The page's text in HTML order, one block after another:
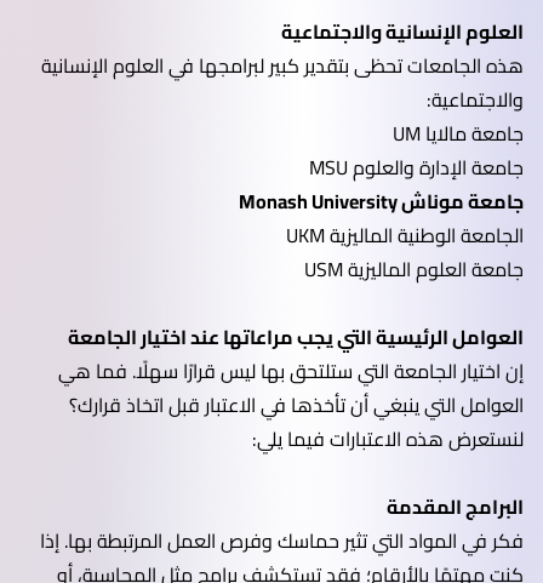
العلوم الإنسانية والاجتماعية
هذه الجامعات تحظى بتقدير كبير لبرامجها في العلوم الإنسانية
والاجتماعية:
جامعة مالايا UM
جامعة الإدارة والعلوم MSU
جامعة موناش Monash University
الجامعة الوطنية الماليزية UKM
جامعة العلوم الماليزية USM
العوامل الرئيسية التي يجب مراعاتها عند اختيار الجامعة
إن اختيار الجامعة التي ستلتحق بها ليس قرارًا سهلًا. فما هي
العوامل التي ينبغي أن تأخذها في الاعتبار قبل اتخاذ قرارك؟
لنستعرض هذه الاعتبارات فيما يلي:
البرامج المقدمة
فكر في المواد التي تثير حماسك وفرص العمل المرتبطة بها. إذا
كنت مهتمًا بالأرقام؛ فقد تستكشف برامج مثل المحاسبة، أو